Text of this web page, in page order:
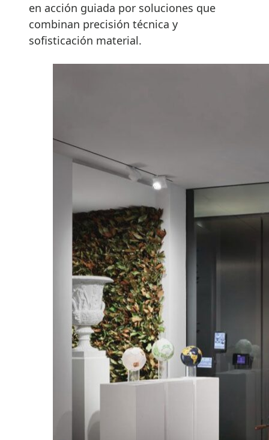
en acción guiada por soluciones que
combinan precisión técnica y
sofisticación material.